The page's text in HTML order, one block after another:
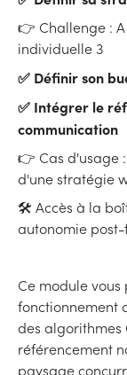
👉 Challenge :
individuelle 3
✅ Définir son
✅ Intégrer le
communication
👉 Cas d'usage
d'une stratégie
🛠 Accès à la
autonomie
Ce module vous
fonctionnement
des algorithmes
référencement
paysage